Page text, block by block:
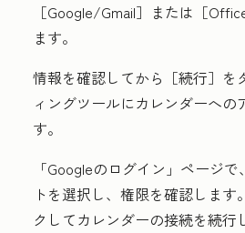
［Google/Gmail］または ［
ます。
情報を確認してから ［続行］
ィングツールにカレンダーへの
す。
「Googleのログイン」 ページで
トを選択し、権限を確認します。
クしてカレンダーの接続を続行